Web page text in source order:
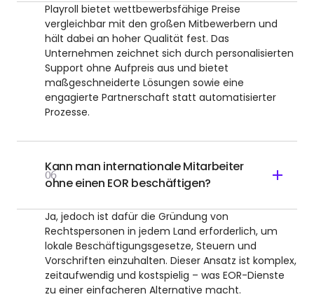
Playroll bietet wettbewerbsfähige Preise
vergleichbar mit den großen Mitbewerbern und
hält dabei an hoher Qualität fest. Das
Unternehmen zeichnet sich durch personalisierten
Support ohne Aufpreis aus und bietet
maßgeschneiderte Lösungen sowie eine
engagierte Partnerschaft statt automatisierter
Prozesse.
06
Kann man internationale Mitarbeiter
ohne einen EOR beschäftigen?
Ja, jedoch ist dafür die Gründung von
Rechtspersonen in jedem Land erforderlich, um
lokale Beschäftigungsgesetze, Steuern und
Vorschriften einzuhalten. Dieser Ansatz ist komplex,
zeitaufwendig und kostspielig – was EOR-Dienste
zu einer einfacheren Alternative macht.